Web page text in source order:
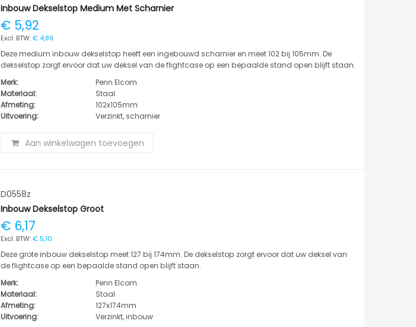
Inbouw Dekselstop Medium Met Scharnier
€ 5,92
€ 4,89
Deze medium inbouw dekselstop heeft een ingebouwd scharnier en meet 102 bij 105mm. De
dekselstop zorgt ervoor dat uw deksel van de flightcase op een bepaalde stand open blijft staan.
Merk:
Penn Elcom
Materiaal:
Staal
Afmeting:
102x105mm
Uitvoering:
Verzinkt, scharnier
Aan winkelwagen toevoegen
D0558z
Inbouw Dekselstop Groot
€ 6,17
€ 5,10
Deze grote inbouw dekselstop meet 127 bij 174mm. De dekselstop zorgt ervoor dat uw deksel van
de flightcase op een bepaalde stand open blijft staan.
Merk:
Penn Elcom
Materiaal:
Staal
Afmeting:
127x174mm
Uitvoering:
Verzinkt, inbouw